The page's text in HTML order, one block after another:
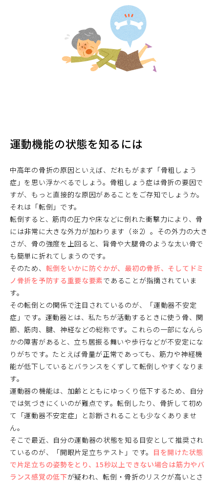
運動機能の状態を知るには
中高年の骨折の原因といえば、だれもがまず「骨粗しょう
症」を思い浮かべるでしょう。骨粗しょう症は骨折の要因で
すが、もっと直接的な原因があることをご存知でしょうか。
それは「転倒」です。
転倒すると、筋肉の圧力や床などに倒れた衝撃力により、骨
には非常に大きな外力が加わります（※2）。その外力の大き
さが、骨の強度を上回ると、背骨や大腿骨のような太い骨で
も簡単に折れてしまうのです。
そのため、 転倒をいかに防ぐかが、最初の骨折、そしてドミ
ノ骨折を予防する重要な要素であることが指摘されていま
す。
その転倒との関係で注目されているのが、「運動器不安定
症」です。運動器とは、私たちが活動するときに使う骨、関
節、筋肉、腱、神経などの総称です。これらの一部になんら
かの障害があると、立ち居振る舞いや歩行などが不安定にな
りがちです。たとえば骨量が正常であっても、筋力や神経機
能が低下しているとバランスをくずして転倒しやすくなりま
す。
運動器の機能は、加齢とともにゆっくり低下するため、自分
では気づきにくいのが難点です。転倒したり、骨折して初め
て「運動器不安定症」と診断されることも少なくありませ
ん。
そこで最近、自分の運動器の状態を知る目安として推奨され
ているのが、「開眼片足立ちテスト」です。 目を開けた状態
で片足立ちの姿勢をとり、15秒以上できない場合は筋力やバ
ランス感覚の低下が疑われ、転倒・骨折のリスクが高いとさ